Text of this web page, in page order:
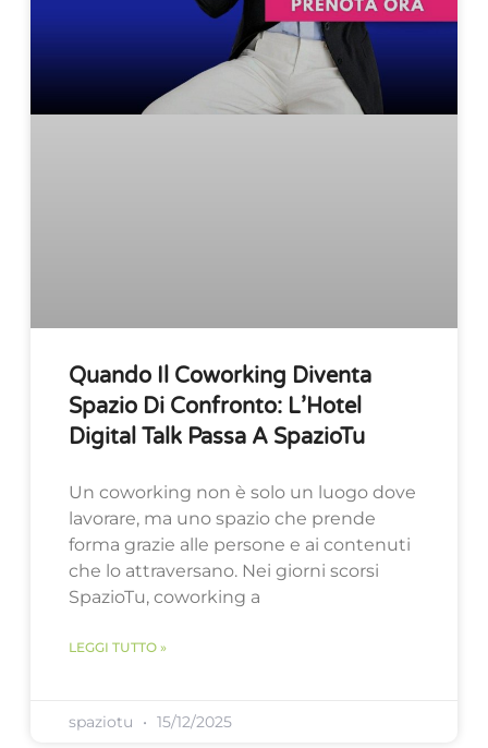
Quando Il Coworking Diventa
Spazio Di Confronto: L’Hotel
Digital Talk Passa A SpazioTu
Un coworking non è solo un luogo dove
lavorare, ma uno spazio che prende
forma grazie alle persone e ai contenuti
che lo attraversano. Nei giorni scorsi
SpazioTu, coworking a
LEGGI TUTTO »
spaziotu 15/12/2025